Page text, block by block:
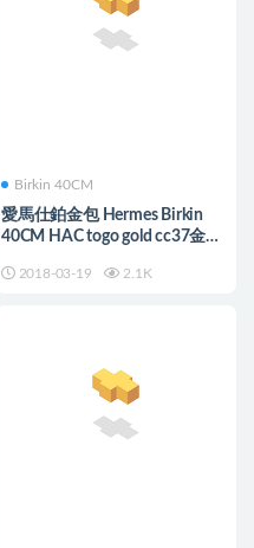
Birkin 40CM
愛馬仕鉑金包 Hermes Birkin
40CM HAC togo gold cc37金棕
2018-03-19 2.1K